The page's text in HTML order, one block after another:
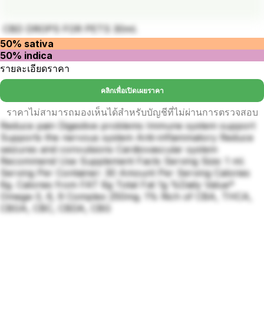
CBD DROPS FOR PETS 30ml.
50% sativa
50% indica
รายละเอียดราคา
คลิกเพื่อเปิดเผยราคา
ราคาไม่สามารถมองเห็นได้สำหรับบัญชีที่ไม่ผ่านการตรวจสอบ
Reduce pain Digestive problems Immune system support
Supports the nervous system Anti-inflammatory Reduce
seizures and convulsions Cardiovascular system
Recommend Use Supplement Facts Serving Size: 1 ml.
Serving Per Container: 30 Amount Per Serving Calories
6g. Calories from FAT 6g Total Fat 1g %Daily Value*
Omega-3, 6, 9 Complex 250mg. 1% Rich of CBA, THCA,
CBGA, CBC, CBDA, CBG